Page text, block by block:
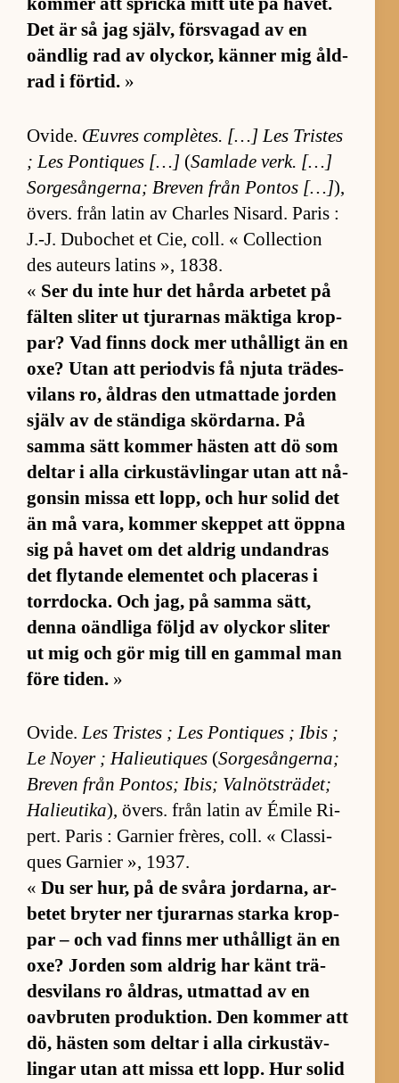
Det är så jag själv, för­sva­gad av en
oänd­lig rad av olyck­or, kän­ner mig åld­
rad i för­tid. »
Ovi­de. Œuv­res com­plè­tes. […] Les Tris­tes
; Les Pon­ti­ques […] (Sam­lade verk. […]
Sor­ge­sång­er­na; Bre­ven från Pon­tos […]),
övers. från la­tin av Char­les Ni­sard. Pa­ris :
J.-J. Du­bochet et Cie, coll. « Col­lection
des auteurs la­tins », 1838.
« Ser du inte hur det hårda ar­be­tet på
fäl­ten sli­ter ut tju­rar­nas mäk­tiga krop­
par? Vad finns dock mer ut­hål­ligt än en
oxe? Utan att pe­ri­od­vis få njuta trä­des­
vi­lans ro, åld­ras den ut­mat­tade jor­den
själv av de stän­diga skör­dar­na. På
samma sätt kom­mer häs­ten att dö som
del­tar i alla cir­kus­täv­lingar utan att nå­
gon­sin missa ett lopp, och hur so­lid det
än må va­ra, kom­mer skep­pet att öppna
sig på ha­vet om det ald­rig un­dan­dras
det fly­tande ele­men­tet och pla­ce­ras i
torr­docka. Och jag, på samma sätt,
denna oänd­liga följd av olyckor sli­ter
ut mig och gör mig till en gam­mal man
före ti­den. »
Ovi­de.Les Tris­tes ; Les Pon­ti­ques ; Ibis ;
Le Noyer ; Ha­lie­u­ti­ques (Sor­ge­sång­er­na;
Bre­ven från Pon­tos; Ibis; Val­nöts­trä­det;
Ha­lie­u­tika), övers. från la­tin av Émile Ri­
pert. Pa­ris : Gar­nier frè­res, coll. « Clas­si­
ques Gar­nier », 1937.
« Du ser hur, på de svåra jor­dar­na, ar­
be­tet bry­ter ner tju­rar­nas starka krop­
par – och vad finns mer ut­hål­ligt än en
oxe? Jor­den som ald­rig har känt trä­
des­vi­lans ro åld­ras, ut­mat­tad av en
oav­bru­ten pro­duk­tion. Den kom­mer att
dö, häs­ten som del­tar i alla cir­kus­täv­
lingar utan att missa ett lopp. Hur so­lid